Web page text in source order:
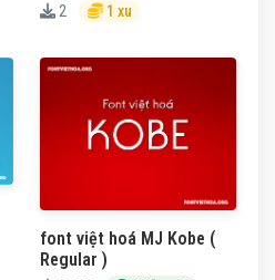
2 1 xu
font việt hoá MJ Kobe (
Regular )